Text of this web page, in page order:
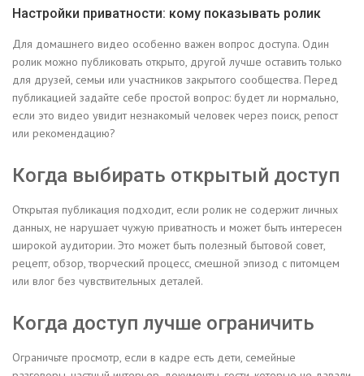
Настройки приватности: кому показывать ролик
Для домашнего видео особенно важен вопрос доступа. Один
ролик можно публиковать открыто, другой лучше оставить только
для друзей, семьи или участников закрытого сообщества. Перед
публикацией задайте себе простой вопрос: будет ли нормально,
если это видео увидит незнакомый человек через поиск, репост
или рекомендацию?
Когда выбирать открытый доступ
Открытая публикация подходит, если ролик не содержит личных
данных, не нарушает чужую приватность и может быть интересен
широкой аудитории. Это может быть полезный бытовой совет,
рецепт, обзор, творческий процесс, смешной эпизод с питомцем
или влог без чувствительных деталей.
Когда доступ лучше ограничить
Ограничьте просмотр, если в кадре есть дети, семейные